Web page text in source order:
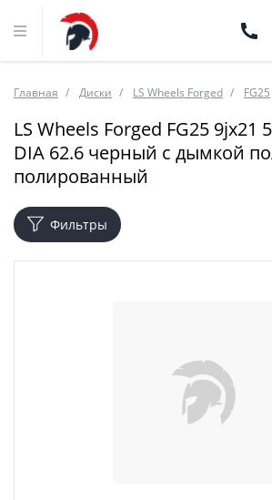
Главная Диски LS Wheels Forged FG25
LS Wheels Forged FG25 9jx21
DIA 62.6 черный с дымкой
полированный
Фильтры